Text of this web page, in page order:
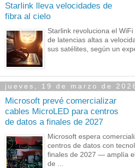
Starlink lleva velocidades de
fibra al cielo
Starlink revoluciona el
de latencias altas a
sus satélites, según un
jueves, 19 de marzo de
Microsoft prevé comercializar
cables MicroLED para centros
de datos a finales de 2027
Microsoft espera
centros de datos con
finales de 2027 — amplía
de ...